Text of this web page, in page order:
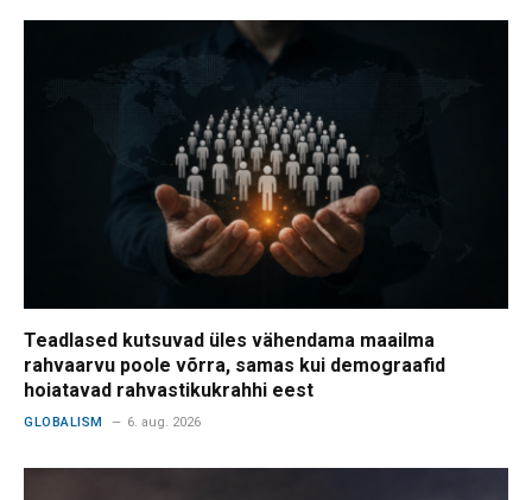
Teadlased kutsuvad üles vähendama maailma
rahvaarvu poole võrra, samas kui demograafid
hoiatavad rahvastikukrahhi eest
GLOBALISM 6. aug. 2026